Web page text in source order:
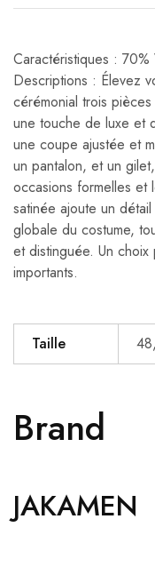
Caractéristiques :
Descriptions : Élevez
cérémonial trois
une touche de luxe et
une coupe ajustée et
un pantalon, et un
occasions formelles et
satinée ajoute un
globale du costume,
et distinguée. Un
importants.
Taille
Brand
JAKAMEN